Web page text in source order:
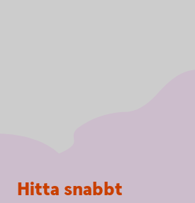
Sidfot
Hitta snabbt